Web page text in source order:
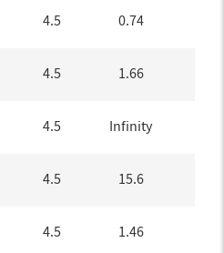
4.5 0.74
4.5 1.66
4.5 Infinity
4.5 15.6
4.5 1.46